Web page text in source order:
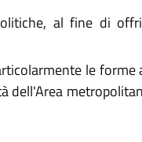
al fine di
le forme
dell'Area